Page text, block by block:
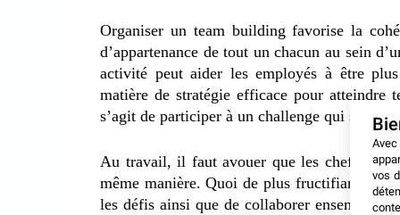
Organiser un team building favorise la
d’appartenance de tout un chacun au sein
activité peut aider les employés à être
matière de stratégie efficace pour
s’agit de participer à un challenge qui se
Au travail, il faut avouer que les chefs
même manière. Quoi de plus fructifiant que
les défis ainsi que de collaborer ensemble
vos